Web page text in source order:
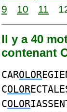
9
10 11
Il y a 40
contenant
CAROLOR
COLOR
COLOR